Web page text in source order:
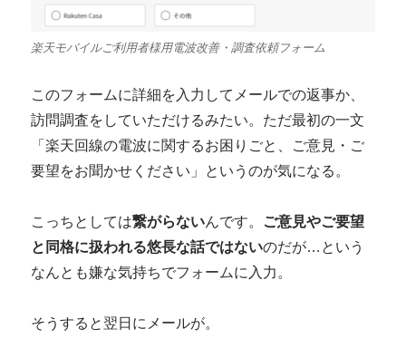
楽天モバイルご利用者様用電波改善・調査依頼フォーム
このフォームに詳細を入力してメールでの返事か、
訪問調査をしていただけるみたい。ただ最初の一文
「楽天回線の電波に関するお困りごと、ご意見・ご
要望をお聞かせください」というのが気になる。
こっちとしては繋がらないんです。 ご意見やご要望
と同格に扱われる悠長な話ではないのだが…という
なんとも嫌な気持ちでフォームに入力。
そうすると翌日にメールが。